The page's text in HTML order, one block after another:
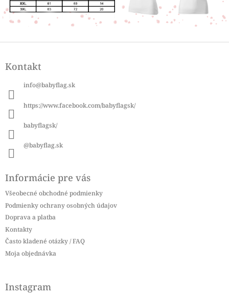
pKontakt
info@babyflag.sk
https://www.facebook.com/babyflagsk/
babyflagsk/
@babyflag.sk
Informácie pre vás
Všeobecné obchodné podmienky
Podmienky ochrany osobných údajov
Doprava a platba
Kontakty
Často kladené otázky / FAQ
Moja objednávka
Instagram